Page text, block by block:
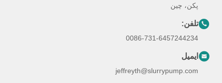
پکن، چین
تلفن:
0086-731-6457244234
ایمیل
jeffreyth@slurrypump.com